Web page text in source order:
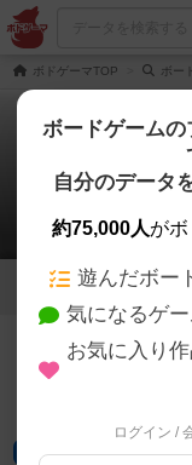
ボドゲーマTOP ボー
トワイライト
2
1
トワイライト・インペリ
ゲームカフェ・プレイス
都道府県が設定されたア
ボードゲームカフェ
ボードゲームの
自分のデータ
約75,000人がボ
遊んだボー
気になるゲ
お気に入り
ログイン /